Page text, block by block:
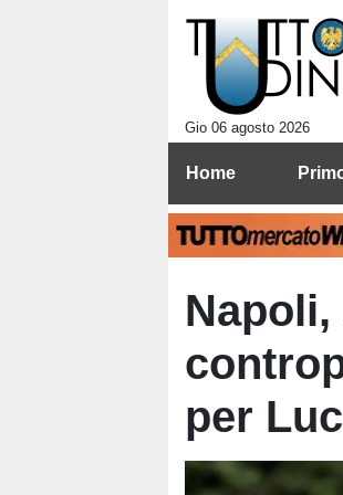
Gio 06 agosto 2026
Home
per